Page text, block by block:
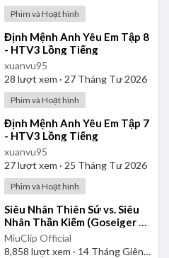
Phim và Hoạt hình
⁣Định Mệnh Anh Yêu Em Tập 8
- HTV3 Lồng Tiếng
xuanvu95
28 lượt xem · 27 Tháng Tư 2026
Phim và Hoạt hình
⁣Định Mệnh Anh Yêu Em Tập 7
- HTV3 Lồng Tiếng
xuanvu95
27lượt xem · 25 Tháng Tư 2026
Phim và Hoạt hình
⁣Siêu Nhân Thiên Sứ vs. Siêu
Nhân Thần Kiếm (Goseiger vs.
Shinkenger) | Vietsub
MiuClip Official
8,858 lượt xem · 14 Tháng Giêng 2025